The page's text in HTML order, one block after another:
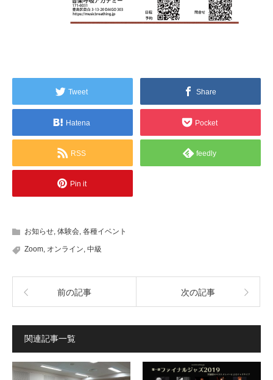
Tweet Share
Hatena Pocket
RSS feedly
Pin it
お知らせ, 体験会, 各種イベント
Zoom, オンライン, 中級
前の記事 次の記事
関連記事一覧